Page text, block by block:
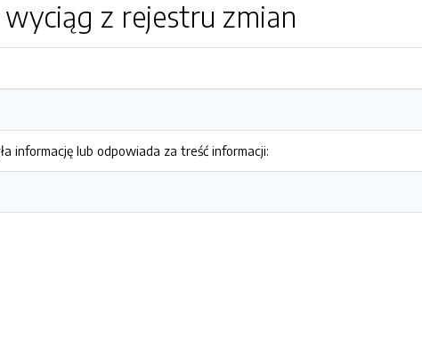
z rejestru zmian
informację lub odpowiada za treść informacji: